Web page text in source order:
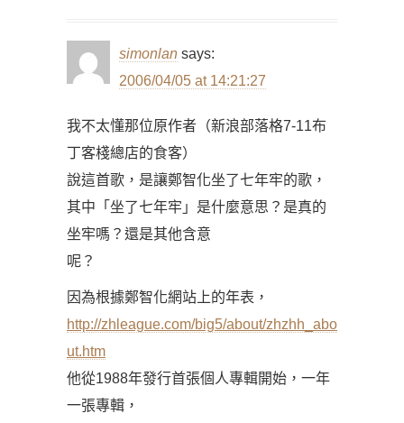
simonlan says:
2006/04/05 at 14:21:27
我不太懂那位原作者（新浪部落格7-11布
丁客棧總店的食客）
說這首歌，是讓鄭智化坐了七年牢的歌，
其中「坐了七年牢」是什麼意思？是真的
坐牢嗎？還是其他含意
呢？
因為根據鄭智化網站上的年表，
http://zhleague.com/big5/about/zhzhh_abo
ut.htm
他從1988年發行首張個人專輯開始，一年
一張專輯，